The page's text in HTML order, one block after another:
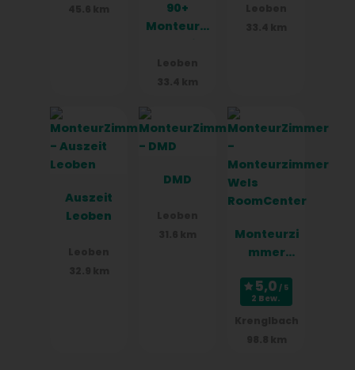
90+
Monteurzi
Parkplätz
e, WIFI,
Küchen
Auszeit
Leoben
DMD
Monteurzi
mmer
RoomCent
er
2 Bew.